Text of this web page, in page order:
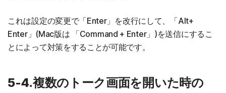
これは設定の変更で「Enter」を改行にして、「Alt+
Enter」(Mac版は 「Command + Enter」)を送信にするこ
とによって対策をすることが可能です。
5-4.複数のトーク画面を開いた時の